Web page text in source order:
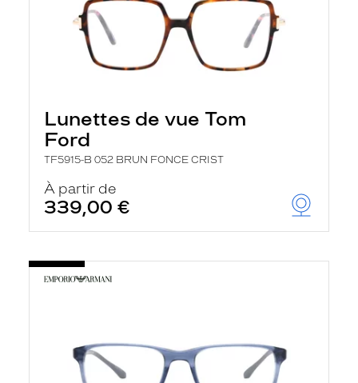
Lunettes de vue Tom
Ford
TF5915-B 052 BRUN FONCE CRIST
À partir de
339,00 €